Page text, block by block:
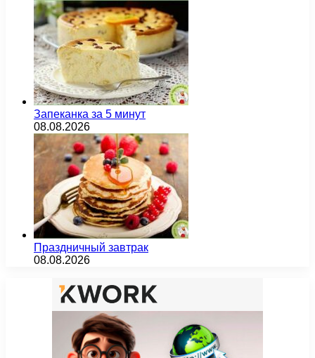
Запеканка за 5 минут
08.08.2026
Праздничный завтрак
08.08.2026